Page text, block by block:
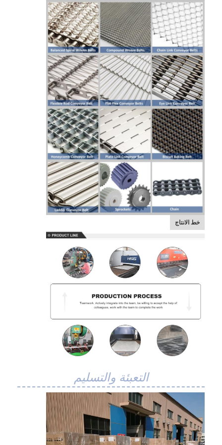
حزام النقل على شكل قرص العسل
لوحة سلسلة ناقل
حزام شبكي للطاقة الشمسية الكهروضوئية
حزام شبكة سلسلة
حزام الفريزر الحلزوني
سيور نقل الفرن
خط الانتاج
التعبئة والتسليم